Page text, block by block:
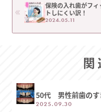
保険の入れ歯がフィ
トしにくい訳！
2024.05.11
関
50代 男性前歯のす
2025.09.30